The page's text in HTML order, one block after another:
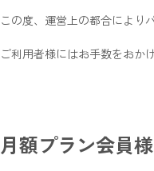
この度、運営上の都合により
ご利用者様にはお手数をおか
月額プラン会員様